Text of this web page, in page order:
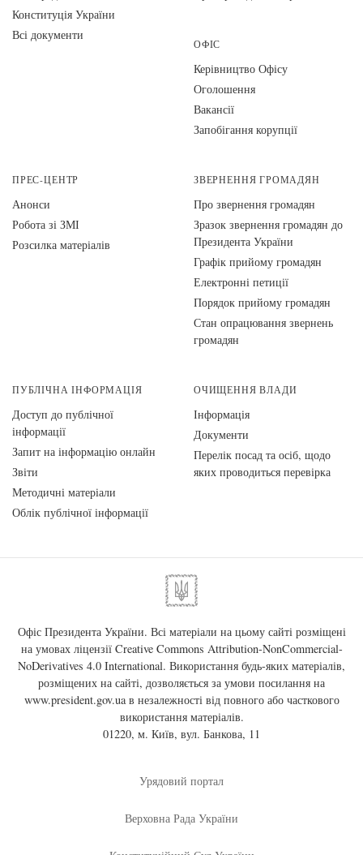
Конституція України
Всі документи
ОФІС
Керівництво Офісу
Оголошення
Вакансії
Запобігання корупції
ПРЕС-ЦЕНТР
Анонси
Робота зі ЗМІ
Розсилка матеріалів
ЗВЕРНЕННЯ ГРОМАДЯН
Про звернення громадян
Зразок звернення громадян до
Президента України
Графік прийому громадян
Електронні петиції
Порядок прийому громадян
Стан опрацювання звернень
громадян
ПУБЛІЧНА ІНФОРМАЦІЯ
Доступ до публічної
інформації
Запит на інформацію онлайн
Звіти
Методичні матеріали
Облік публічної інформації
ОЧИЩЕННЯ ВЛАДИ
Інформація
Документи
Перелік посад та осіб, щодо
яких проводиться перевірка
Офіс Президента України. Всі матеріали на цьому сайті розміщені
на умовах ліцензії Creative Commons Attribution-NonCommercial-
NoDerivatives 4.0 International. Використання будь-яких матеріалів,
розміщених на сайті, дозволяється за умови посилання на
www.president.gov.uaв незалежності від повного або часткового
використання матеріалів.
01220, м. Київ, вул. Банкова, 11
Урядовий портал
Верховна Рада України